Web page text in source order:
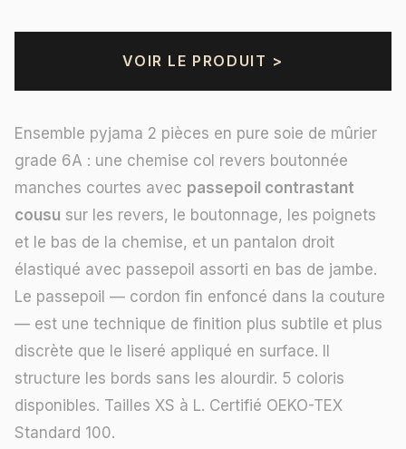
VOIR LE PRODUIT >
Ensemble pyjama 2 pièces en pure soie de mûrier
grade 6A : une chemise col revers boutonnée
manches courtes avec passepoil contrastant
cousu sur les revers, le boutonnage, les poignets
et le bas de la chemise, et un pantalon droit
élastiqué avec passepoil assorti en bas de jambe.
Le passepoil — cordon fin enfoncé dans la couture
— est une technique de finition plus subtile et plus
discrète que le liseré appliqué en surface. Il
structure les bords sans les alourdir. 5 coloris
disponibles. Tailles XS à L. Certifié OEKO-TEX
Standard 100.